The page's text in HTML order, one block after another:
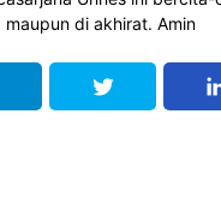
di akhirat. Amin